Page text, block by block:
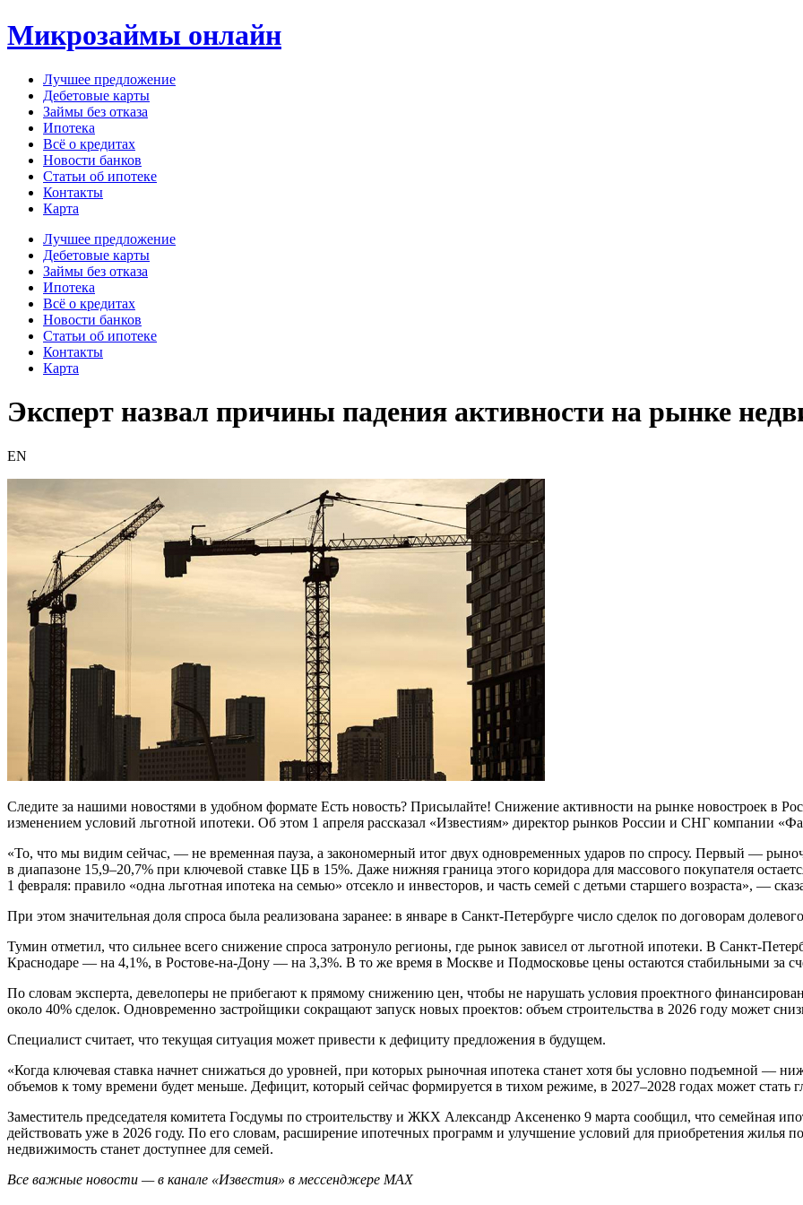
Перейти
к
Микрозаймы онлайн
Лучшее предложение
Дебетовые карты
Займы без отказа
Ипотека
Всё о кредитах
Новости банков
Статьи об ипотеке
Контакты
Карта
Меню Лучшее предложение
Дебетовые карты
Займы без отказа
Ипотека
Всё о кредитах
Новости банков
Статьи об ипотеке
Контакты
Карта
Эксперт назвал причины падения активности на рынке
EN
Следите за нашими новостями в удобном формате Есть новость? Присылайте! Снижение активности на рынке новостроек в
изменением условий льготной ипотеки. Об этом 1 апреля рассказал «Известиям» директор рынков России и СНГ компании
«То, что мы видим сейчас, — не временная пауза, а закономерный итог двух одновременных ударов по спросу. Первый —
в диапазоне 15,9–20,7% при ключевой ставке ЦБ в 15%. Даже нижняя граница этого коридора для массового покупателя
1 февраля: правило «одна льготная ипотека на семью» отсекло и инвесторов, и часть семей с детьми старшего возраста», —
При этом значительная доля спроса была реализована заранее: в январе в Санкт-Петербурге число сделок по договорам
Тумин отметил, что сильнее всего снижение спроса затронуло регионы, где рынок зависел от льготной ипотеки. В Санкт-
Краснодаре — на 4,1%, в Ростове-на-Дону — на 3,3%. В то же время в Москве и Подмосковье цены остаются стабильными за
По словам эксперта, девелоперы не прибегают к прямому снижению цен, чтобы не нарушать условия проектного
около 40% сделок. Одновременно застройщики сокращают запуск новых проектов: объем строительства в 2026 году может
Специалист считает, что текущая ситуация может привести к дефициту предложения в будущем.
«Когда ключевая ставка начнет снижаться до уровней, при которых рыночная ипотека станет хотя бы условно подъемной —
объемов к тому времени будет меньше. Дефицит, который сейчас формируется в тихом режиме, в 2027–2028 годах может
Заместитель председателя комитета Госдумы по строительству и ЖКХ Александр Аксененко 9 марта сообщил, что семейная
действовать уже в 2026 году. По его словам, расширение ипотечных программ и улучшение условий для приобретения жилья
недвижимость станет доступнее для семей.
Все важные новости — в канале «Известия» в мессенджере МАХ